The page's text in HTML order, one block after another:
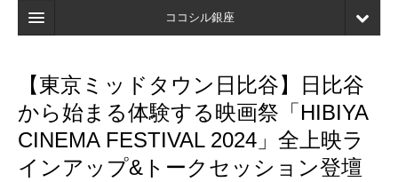
ココシル銀座
検索
店舗・施設最新情報
口コミ
【東京ミッドタウン日比谷】日比谷
から始まる体験する映画祭「HIBIYA
CINEMA FESTIVAL 2024」全上映ラ
インアップ&トークセッション登壇